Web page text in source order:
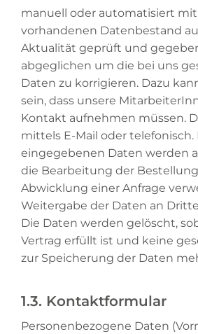
manuell oder automatisiert
vorhandenen Datenbestand
Aktualität geprüft und
abgeglichen um die bei uns
Daten zu korrigieren. Dazu
sein, dass unsere
Kontakt aufnehmen müssen.
mittels E-Mail oder telefonisch.
eingegebenen Daten werden
die Bearbeitung der
Abwicklung einer Anfrage
Weitergabe der Daten an
Die Daten werden gelöscht,
Vertrag erfüllt ist und keine
zur Speicherung der Daten
1.3. Kontaktformular
Personenbezogene Daten